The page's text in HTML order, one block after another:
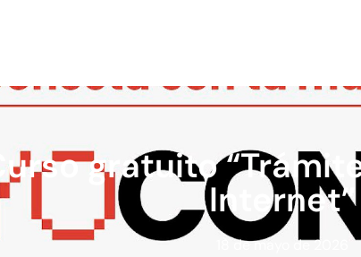
Curso gratuito
Internet”
18 de mayo de 2026